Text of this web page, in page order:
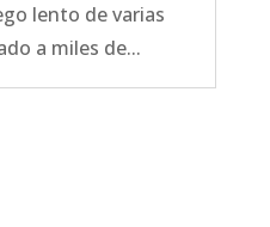
lento de varias
a miles de...